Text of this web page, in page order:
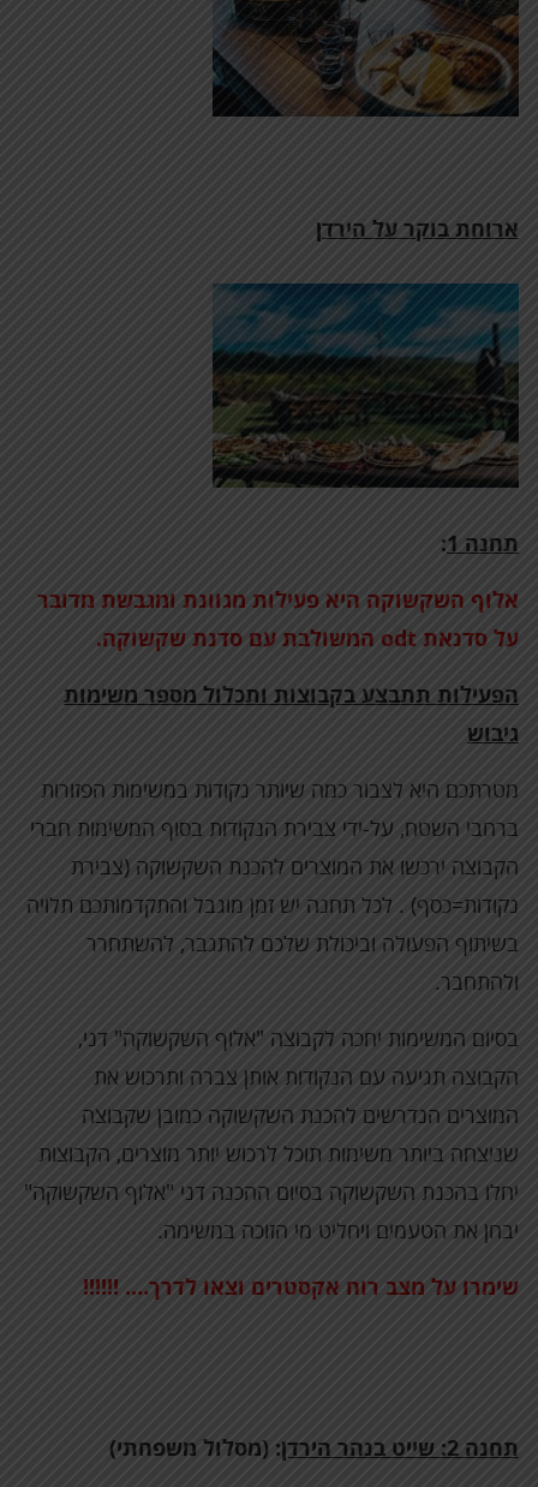
ארוחת בוקר על הירדן
תחנה 1
:
אלוף השקשוקה היא פעילות מגוונת ומגבשת מדובר
על סדנאת odt המשולבת עם סדנת שקשוקה.
הפעילות תתבצע בקבוצות ותכלול מספר משימות
גיבוש
מטרתכם היא לצבור כמה שיותר נקודות במשימות הפזורות
ברחבי השטח, על-ידי צבירת הנקודות בסוף המשימות חברי
הקבוצה ירכשו את המוצרים להכנת השקשוקה (צבירת
נקודות=כסף) . לכל תחנה יש זמן מוגבל והתקדמותכם תלויה
בשיתוף הפעולה וביכולת שלכם להתגבר, להשתחרר
ולהתחבר.
בסיום המשימות יחכה לקבוצה "אלוף השקשוקה" דני,
הקבוצה תגיעה עם הנקודות אותן צברה ותרכוש את
המוצרים הנדרשים להכנת השקשוקה כמובן שקבוצה
שניצחה ביותר משימות תוכל לרכוש יותר מוצרים, הקבוצות
יחלו בהכנת השקשוקה בסיום ההכנה דני "אלוף השקשוקה"
יבחן את הטעמים ויחליט מי הזוכה במשימה.
שימרו על מצב רוח אקסטרים וצאו לדרך…. !!!!!!
תחנה 2: שייט בנהר הירדן: (מסלול משפחתי)